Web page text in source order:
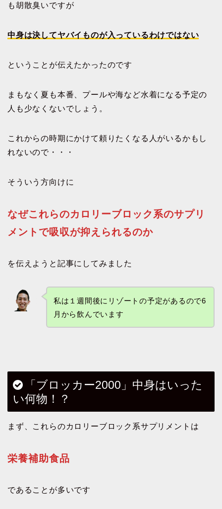
も胡散臭いですが
中身は決してヤバイものが入っているわけではない
ということが伝えたかったのです
まもなく夏も本番、プールや海など水着になる予定の
人も少なくないでしょう。
これからの時期にかけて頼りたくなる人がいるかもし
れないので・・・
そういう方向けに
なぜこれらのカロリーブロック系のサプリ
メントで吸収が抑えられるのか
を伝えようと記事にしてみました
私は１週間後にリゾートの予定があるので6
月から飲んでいます
「ブロッカー2000」中身はいった
い何物！？
まず、これらのカロリーブロック系サプリメントは
栄養補助食品
であることが多いです